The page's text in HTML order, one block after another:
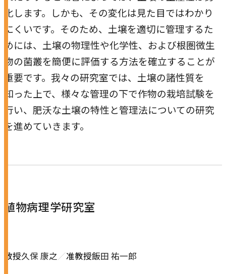
薬学研究科
看護学研究科
農学研究科
教員紹介
全学教育機構
化します。しかも、その変化は見た目ではわかり
にくいです。そのため、土壌を適切に管理するた
めには、土壌の物理性や化学性、および根圏微生
物の菌叢を簡便に評価する方法を確立することが
重要です。我々の研究室では、土壌の諸性質を
知った上で、様々な管理の下で作物の栽培試験を
行い、肥沃な土壌の特性と管理法についての研究
を進めていきます。
植物病理学研究室
教授久保 康之 准教授飯田 祐一郎